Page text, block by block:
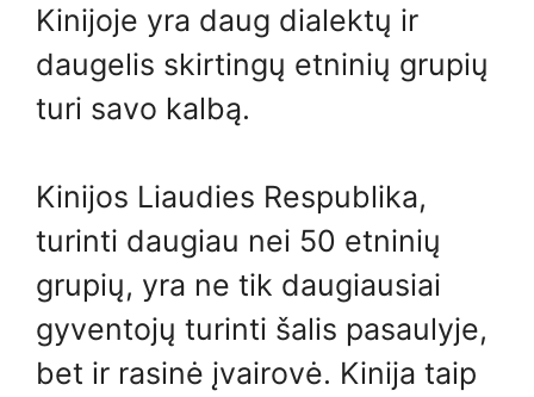
Kinijoje yra daug dialektų ir
daugelis skirtingų etninių grupių
turi savo kalbą.
Kinijos Liaudies Respublika,
turinti daugiau nei 50 etninių
grupių, yra ne tik daugiausiai
gyventojų turinti šalis pasaulyje,
bet ir rasinė įvairovė. Kinija taip